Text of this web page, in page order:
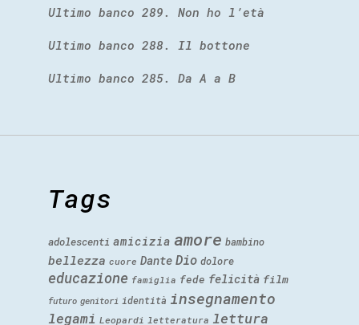
Ultimo banco 289. Non ho l’età
Ultimo banco 288. Il bottone
Ultimo banco 285. Da A a B
Tags
adolescenti amicizia amore bambino
bellezza cuore Dante Dio dolore
educazione famiglia fede felicità film
futuro genitori identità insegnamento
legami Leopardi letteratura lettura